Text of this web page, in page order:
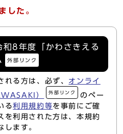
した。
8年度「かわさきえる
外部リンク
れる方は、必ず、 オンライ
）
外部リンク
のペー
る利用規約等を事前にご確
を利用された方は、本規約
します。